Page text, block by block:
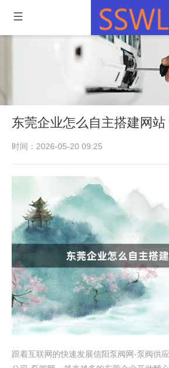
东莞企业怎么自主搭建网站
时间：2026-05-20 09:25
跟着互联网的快速发展信阳泵阀网-泵阀供